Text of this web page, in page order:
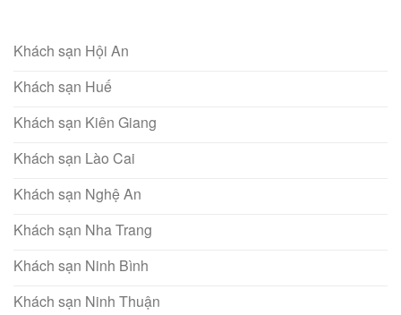
Khách sạn Hội An
Khách sạn Huế
Khách sạn Kiên Giang
Khách sạn Lào Cai
Khách sạn Nghệ An
Khách sạn Nha Trang
Khách sạn Ninh Bình
Khách sạn Ninh Thuận